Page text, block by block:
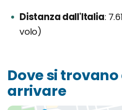
Distanza dall'Italia
volo)
Dove si
arrivare